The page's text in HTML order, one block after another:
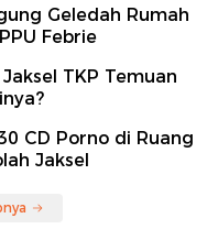
Geledah Rumah
Febrie
TKP Temuan
CD Porno di Ruang
Jaksel